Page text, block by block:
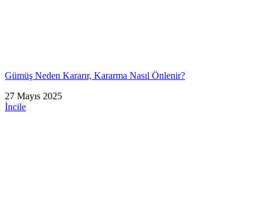
Gümüş Neden Kararır, Kararma Nasıl Önlenir?
27 Mayıs 2025
İncile